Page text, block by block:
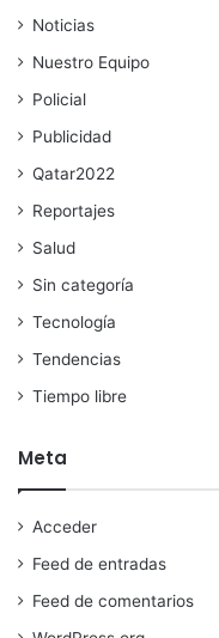
Noticias
Nuestro Equipo
Policial
Publicidad
Qatar2022
Reportajes
Salud
Sin categoría
Tecnología
Tendencias
Tiempo libre
Meta
Acceder
Feed de entradas
Feed de comentarios